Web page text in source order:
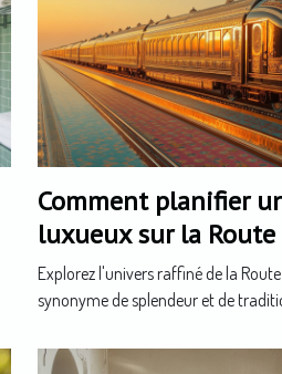
Comment planifier
luxueux sur la Route
Maharadjas ?
Explorez l'univers raffiné de la
synonyme de splendeur et de